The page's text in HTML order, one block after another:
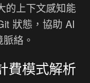
的上下文感知能
狀態，協助 AI
絡。
費模式解析